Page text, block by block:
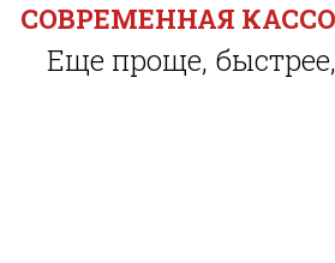
СОВРЕМЕННАЯ
Еще проще,